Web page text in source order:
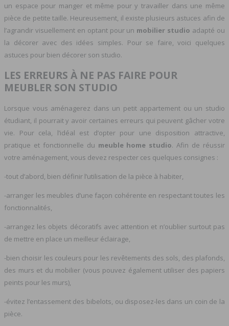
un espace pour manger et même pour y travailler dans une même
pièce de petite taille. Heureusement, il existe plusieurs astuces afin de
l’agrandir visuellement en optant pour un mobilier studio adapté ou
la décorer avec des idées simples. Pour se faire, voici quelques
astuces pour bien décorer son studio.
LES ERREURS À NE PAS FAIRE POUR
MEUBLER SON STUDIO
Lorsque vous aménagerez dans un petit appartement ou un studio
étudiant, il pourrait y avoir certaines erreurs qui peuvent gâcher votre
vie. Pour cela, l’idéal est d’opter pour une disposition attractive,
pratique et fonctionnelle du meuble home studio. Afin de réussir
votre aménagement, vous devez respecter ces quelques consignes :
-tout d’abord, bien définir l’utilisation de la pièce à habiter,
-arranger les meubles d’une façon cohérente en respectant toutes les
fonctionnalités,
-arrangez les objets décoratifs avec attention et n’oublier surtout pas
de mettre en place un meilleur éclairage,
-bien choisir les couleurs pour les revêtements des sols, des plafonds,
des murs et du mobilier (vous pouvez également utiliser des papiers
peints pour les murs),
-évitez l’entassement des bibelots, ou disposez-les dans un coin de la
pièce.